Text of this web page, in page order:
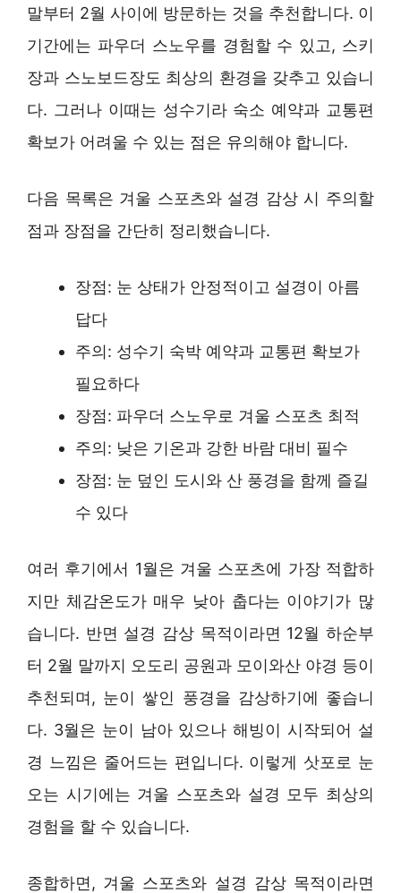
말부터 2월 사이에 방문하는 것을 추천합니다. 이
기간에는 파우더 스노우를 경험할 수 있고, 스키
장과 스노보드장도 최상의 환경을 갖추고 있습니
다. 그러나 이때는 성수기라 숙소 예약과 교통편
확보가 어려울 수 있는 점은 유의해야 합니다.
다음 목록은 겨울 스포츠와 설경 감상 시 주의할
점과 장점을 간단히 정리했습니다.
장점: 눈 상태가 안정적이고 설경이 아름
답다
주의: 성수기 숙박 예약과 교통편 확보가
필요하다
장점: 파우더 스노우로 겨울 스포츠 최적
주의: 낮은 기온과 강한 바람 대비 필수
장점: 눈 덮인 도시와 산 풍경을 함께 즐길
수 있다
여러 후기에서 1월은 겨울 스포츠에 가장 적합하
지만 체감온도가 매우 낮아 춥다는 이야기가 많
습니다. 반면 설경 감상 목적이라면 12월 하순부
터 2월 말까지 오도리 공원과 모이와산 야경 등이
추천되며, 눈이 쌓인 풍경을 감상하기에 좋습니
다. 3월은 눈이 남아 있으나 해빙이 시작되어 설
경 느낌은 줄어드는 편입니다. 이렇게 삿포로 눈
오는 시기에는 겨울 스포츠와 설경 모두 최상의
경험을 할 수 있습니다.
종합하면, 겨울 스포츠와 설경 감상 목적이라면